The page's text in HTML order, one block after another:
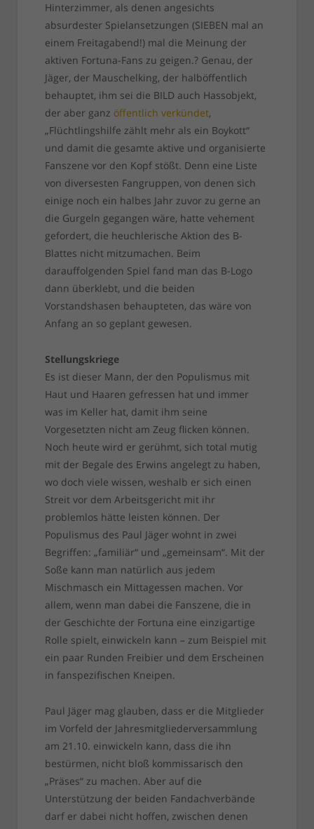
Hinterzimmer, als denen angesichts
absurdester Spielansetzungen (SIEBEN mal an
einem Freitagabend!) mal die Meinung der
aktiven Fortuna-Fans zu geigen.? Genau, der
Jäger, der Mauschelking, der halböffentlich
behauptet, ihm sei die BILD auch Hassobjekt,
der aber ganz öffentlich verkündet,
„Flüchtlingshilfe zählt mehr als ein Boykott“
und damit die gesamte aktive und organisierte
Fanszene vor den Kopf stößt. Denn eine Liste
von diversesten Fangruppen, von denen sich
einige noch ein halbes Jahr zuvor zu gerne an
die Gurgeln gegangen wäre, hatte vehement
gefordert, die heuchlerische Aktion des B-
Blattes nicht mitzumachen. Beim
darauffolgenden Spiel fand man das B-Logo
dann überklebt, und die beiden
Vorstandshasen behaupteten, das wäre von
Anfang an so geplant gewesen.
Stellungskriege
Es ist dieser Mann, der den Populismus mit
Haut und Haaren gefressen hat und immer
was im Keller hat, damit ihm seine
Vorgesetzten nicht am Zeug flicken können.
Noch heute wird er gerühmt, sich total mutig
mit der Begale des Erwins angelegt zu haben,
wo doch viele wissen, weshalb er sich einen
Streit vor dem Arbeitsgericht mit ihr
problemlos hätte leisten können. Der
Populismus des Paul Jäger wohnt in zwei
Begriffen: „familiär“ und „gemeinsam“. Mit der
Soße kann man natürlich aus jedem
Mischmasch ein Mittagessen machen. Vor
allem, wenn man dabei die Fanszene, die in
der Geschichte der Fortuna eine einzigartige
Rolle spielt, einwickeln kann – zum Beispiel mit
ein paar Runden Freibier und dem Erscheinen
in fanspezifischen Kneipen.
Paul Jäger mag glauben, dass er die Mitglieder
im Vorfeld der Jahresmitgliederversammlung
am 21.10. einwickeln kann, dass die ihn
bestürmen, nicht bloß kommissarisch den
„Präses“ zu machen. Aber auf die
Unterstützung der beiden Fandachverbände
darf er dabei nicht hoffen, zwischen denen